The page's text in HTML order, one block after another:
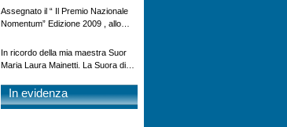
Istituzioni per una più viva
attenzione sul fenomeno delle stragi
Dicembre 2010 a Firenze c/o
Palazzo Vecchio alla presenza del
Assegnato il “ Il Premio Nazionale
Nomentum” Edizione 2009 , allo
In ricordo della mia maestra Suor
Maria Laura Mainetti. La Suora di
suo alunno Vincenzo Di Michele
In evidenza